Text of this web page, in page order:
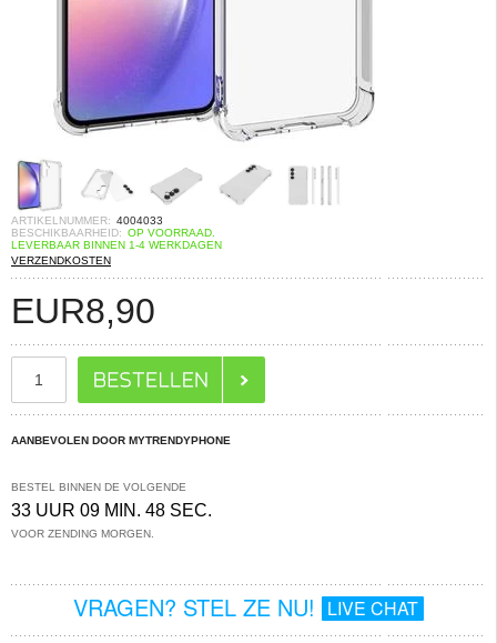
ARTIKELNUMMER: 4004033
BESCHIKBAARHEID: OP VOORRAAD.
LEVERBAAR BINNEN 1-4 WERKDAGEN
VERZENDKOSTEN
EUR8,90
AANBEVOLEN DOOR MYTRENDYPHONE
BESTEL BINNEN DE VOLGENDE
33 UUR 09 MIN. 48 SEC.
VOOR ZENDING MORGEN.
VRAGEN? STEL ZE NU! LIVE CHAT